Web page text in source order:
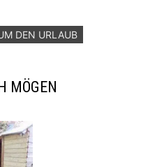
DEN URLAUB
MÖGEN